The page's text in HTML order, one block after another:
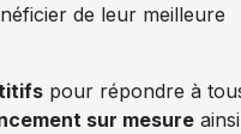
de leur meilleure
pour répondre à
sur mesure ainsi